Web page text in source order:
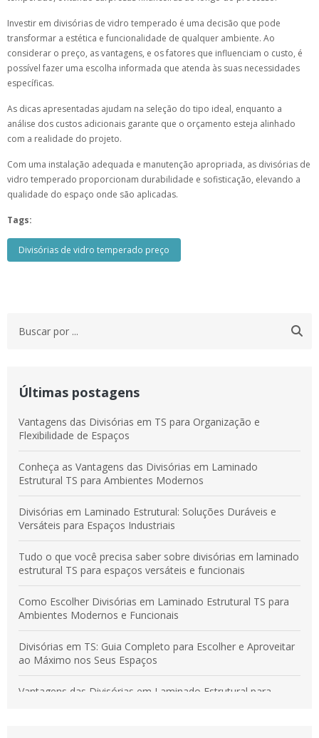
Investir em divisórias de vidro temperado é uma decisão que pode
transformar a estética e funcionalidade de qualquer ambiente. Ao
considerar o preço, as vantagens, e os fatores que influenciam o custo, é
possível fazer uma escolha informada que atenda às suas necessidades
específicas.
As dicas apresentadas ajudam na seleção do tipo ideal, enquanto a
análise dos custos adicionais garante que o orçamento esteja alinhado
com a realidade do projeto.
Com uma instalação adequada e manutenção apropriada, as divisórias de
vidro temperado proporcionam durabilidade e sofisticação, elevando a
qualidade do espaço onde são aplicadas.
Tags:
Divisórias de vidro temperado preço
Últimas postagens
Vantagens das Divisórias em TS para Organização e
Flexibilidade de Espaços
Conheça as Vantagens das Divisórias em Laminado
Estrutural TS para Ambientes Modernos
Divisórias em Laminado Estrutural: Soluções Duráveis e
Versáteis para Espaços Industriais
Tudo o que você precisa saber sobre divisórias em laminado
estrutural TS para espaços versáteis e funcionais
Como Escolher Divisórias em Laminado Estrutural TS para
Ambientes Modernos e Funcionais
Divisórias em TS: Guia Completo para Escolher e Aproveitar
ao Máximo nos Seus Espaços
Vantagens das Divisórias em Laminado Estrutural para